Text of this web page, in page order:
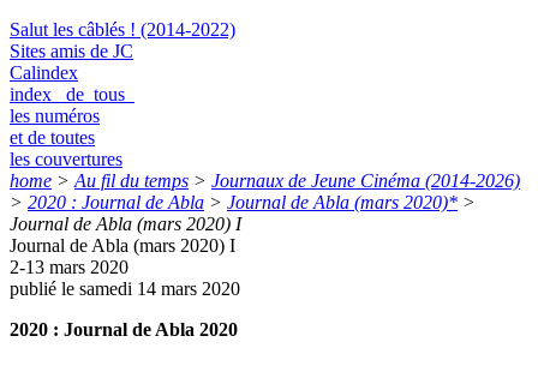
Salut les câblés ! (2014-2022)
Sites amis de JC
Calindex
index de tous
les numéros
et de toutes
les couvertures
home > Au fil du temps > Journaux de Jeune Cinéma (2014-2026)
> 2020 : Journal de Abla > Journal de Abla (mars 2020)* >
Journal de Abla (mars 2020) I
Journal de Abla (mars 2020) I
2-13 mars 2020
publié le samedi 14 mars 2020
2020 : Journal de Abla 2020